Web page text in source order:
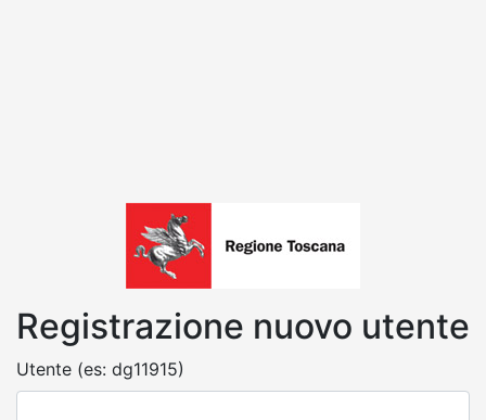
Registrazione nuovo utente
Utente (es: dg11915)